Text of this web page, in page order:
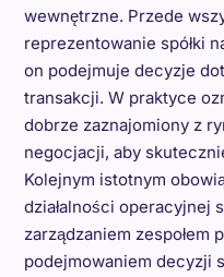
wewnętrzne. Przede
reprezentowanie spółki
on podejmuje decyzje
transakcji. W praktyce
dobrze zaznajomiony z
negocjacji, aby
Kolejnym istotnym
działalności operacyjnej
zarządzaniem zespołem
podejmowaniem decyzji